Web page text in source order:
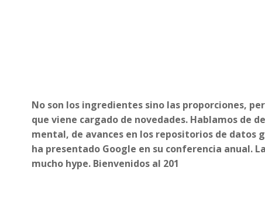
No son los ingredientes sino las proporciones,
que viene cargado de novedades. Hablamos de
mental, de avances en los repositorios de datos
ha presentado Google en su conferencia anual.
mucho hype. Bienvenidos al 201